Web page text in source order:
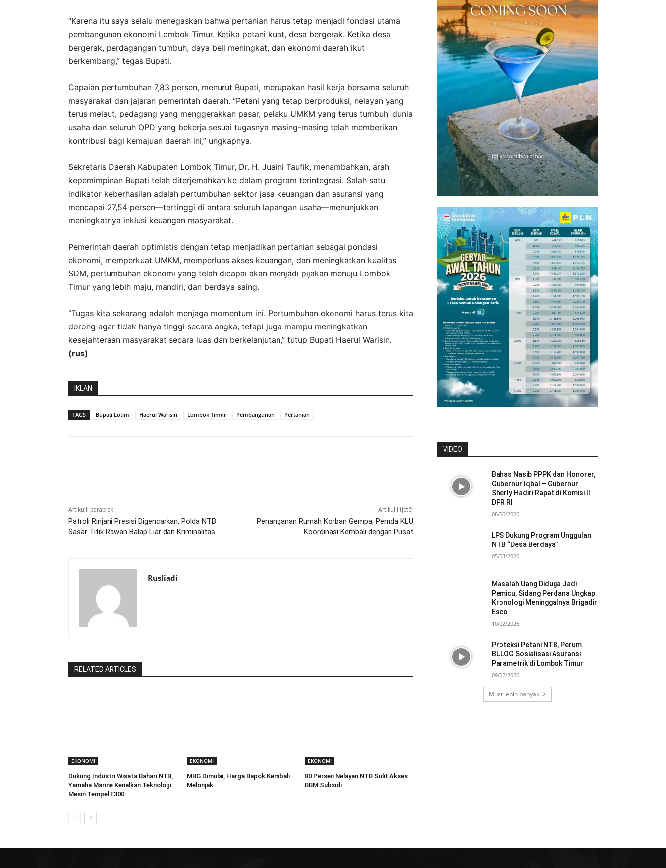
“Karena itu saya selalu menegaskan bahwa pertanian harus tetap menjadi fondasi utama
pembangunan ekonomi Lombok Timur. Ketika petani kuat, desa bergerak. Ketika desa
bergerak, perdagangan tumbuh, daya beli meningkat, dan ekonomi daerah ikut
berkembang,” tegas Bupati.
Capaian pertumbuhan 7,83 persen, menurut Bupati, merupakan hasil kerja bersama seluruh
masyarakat dan jajaran pemerintah daerah. “Petani yang tetap berproduksi, nelayan yang
terus melaut, pedagang yang menggerakkan pasar, pelaku UMKM yang terus tumbuh, dunia
usaha dan seluruh OPD yang bekerja sesuai tugasnya masing-masing telah memberikan
kontribusi bagi kemajuan daerah ini,” ungkapnya.
Sekretaris Daerah Kabupaten Lombok Timur, Dr. H. Juaini Taufik, menambahkan, arah
kepemimpinan Bupati telah diterjemahkan ke dalam program terintegrasi. Salah satu
indikator keberhasilan adalah pertumbuhan sektor jasa keuangan dan asuransi yang
mencapai 27,54 persen—tertinggi di antara seluruh lapangan usaha—menunjukkan
meningkatnya inklusi keuangan masyarakat.
Pemerintah daerah optimistis dengan tetap menjadikan pertanian sebagai pondasi
ekonomi, memperkuat UMKM, memperluas akses keuangan, dan meningkatkan kualitas
SDM, pertumbuhan ekonomi yang telah dicapai akan menjadi pijakan menuju Lombok
Timur yang lebih maju, mandiri, dan berdaya saing.
“Tugas kita sekarang adalah menjaga momentum ini. Pertumbuhan ekonomi harus terus kita
dorong agar tidak hanya tinggi secara angka, tetapi juga mampu meningkatkan
kesejahteraan masyarakat secara luas dan berkelanjutan,” tutup Bupati Haerul Warisin.
(rus)
IKLAN
TAGS Bupati Lotim Haerul Warisin Lombok Timur Pembangunan Pertanian
Artikulli paraprak
Patroli Rinjani Presisi Digencarkan, Polda NTB
Sasar Titik Rawan Balap Liar dan Kriminalitas
Artikulli tjetër
Penanganan Rumah Korban Gempa, Pemda KLU
Koordinasi Kembali dengan Pusat
Rusliadi
RELATED ARTICLES
EKONOMI
Dukung Industri Wisata Bahari NTB,
Yamaha Marine Kenalkan Teknologi
Mesin Tempel F300
EKONOMI
MBG Dimulai, Harga Bapok Kembali
Melonjak
EKONOMI
80 Persen Nelayan NTB Sulit Akses
BBM Subsidi
VIDEO
Bahas Nasib PPPK dan Honorer,
Gubernur Iqbal – Gubernur
Sherly Hadiri Rapat di Komisi II
DPR RI
08/06/2026
LPS Dukung Program Unggulan
NTB “Desa Berdaya”
05/03/2026
Masalah Uang Diduga Jadi
Pemicu, Sidang Perdana Ungkap
Kronologi Meninggalnya Brigadir
Esco
10/02/2026
Proteksi Petani NTB, Perum
BULOG Sosialisasi Asuransi
Parametrik di Lombok Timur
09/02/2026
Muat lebih banyak